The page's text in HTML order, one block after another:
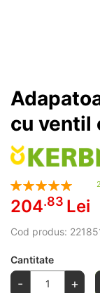
cu ventil
Rating:
100
% of 100
2
204.83 Lei
Cod produs:
Cantitate
- +